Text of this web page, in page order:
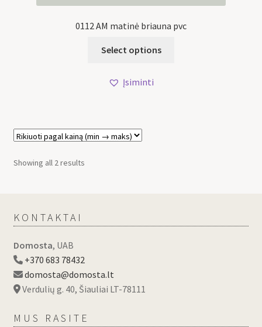
0112 AM matinė briauna pvc
Select options
Įsiminti
Showing all 2 results
KONTAKTAI
Domosta, UAB
+370 683 78432
domosta@domosta.lt
Verdulių g. 40, Šiauliai LT-78111
MUS RASITE